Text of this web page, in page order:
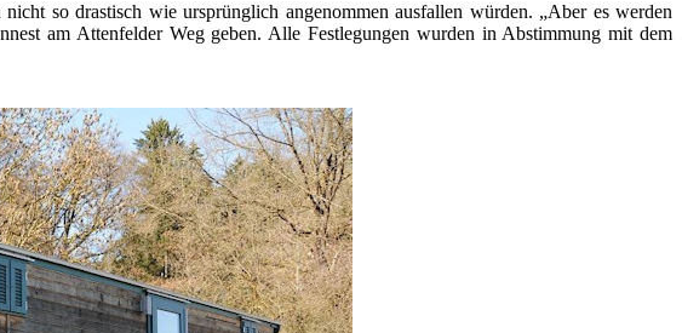
so drastisch wie ursprünglich angenommen ausfallen würden. „Aber es werden
am Attenfelder Weg geben. Alle Festlegungen wurden in Abstimmung mit dem